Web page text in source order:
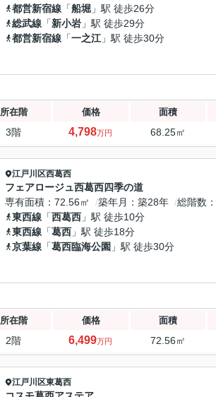
都営新宿線 「船堀 」駅 徒歩26分
総武線 「新小岩 」駅 徒歩29分
都営新宿線 「一之江 」駅 徒歩30分
所在階 価格 面積
3階 4,798万円 68.25㎡
江戸川区西葛西
フェアロージュ西葛西四季の道
専有面積
72.56㎡ 築年月 築28年 総階数
東西線 「西葛西 」駅 徒歩10分
東西線 「葛西 」駅 徒歩18分
京葉線 「葛西臨海公園 」駅 徒歩30分
所在階 価格 面積
2階 6,499万円 72.56㎡
江戸川区東葛西